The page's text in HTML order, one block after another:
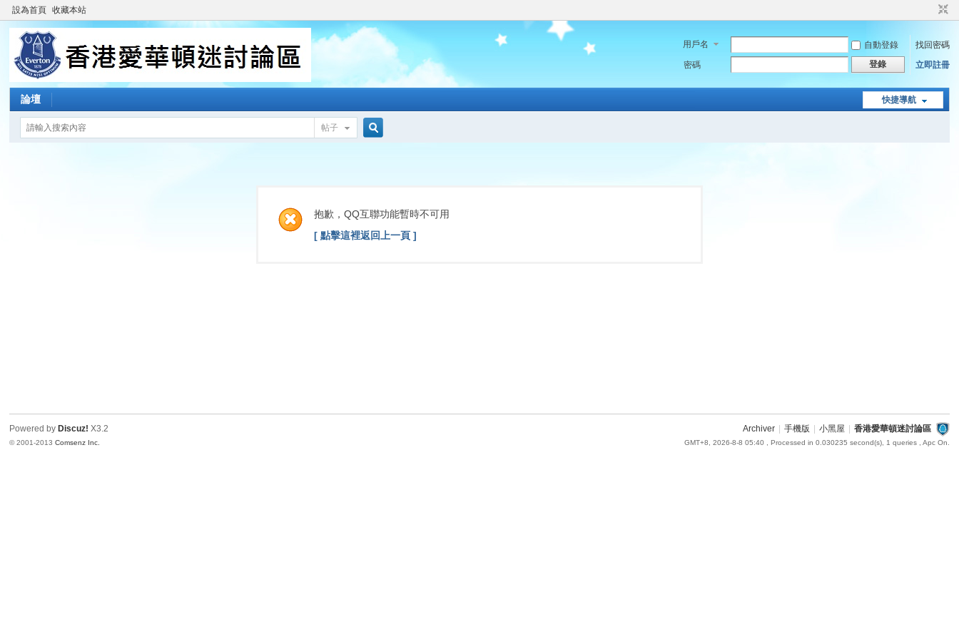
設為首頁 收藏本站
用戶名 自動登錄
找回密碼
密碼
登錄 立即註冊
快捷導航
論壇
帖子
索
抱歉，QQ互聯功能暫時不可用
[ 點擊這裡返回上一頁 ]
Archiver 手機版 小黑屋 香港愛華頓迷討論區
GMT+8, 2026-8-8 05:40 , Processed in 0.030235 second(s), 1 queries , Apc On.
Powered by Discuz! X3.2
© 2001-2013Comsenz Inc.